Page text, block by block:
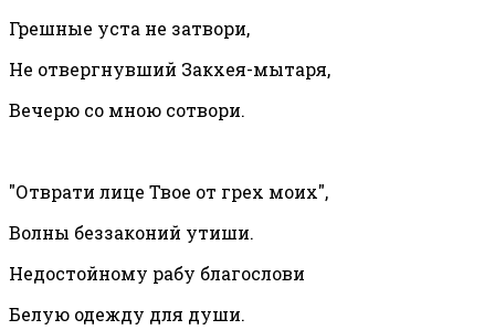
Грешные уста не затвори,
Не отвергнувший Закхея-мытаря,
Вечерю со мною сотвори.
"Отврати лице Твое от грех моих",
Волны беззаконий утиши.
Недостойному рабу благослови
Белую одежду для души.